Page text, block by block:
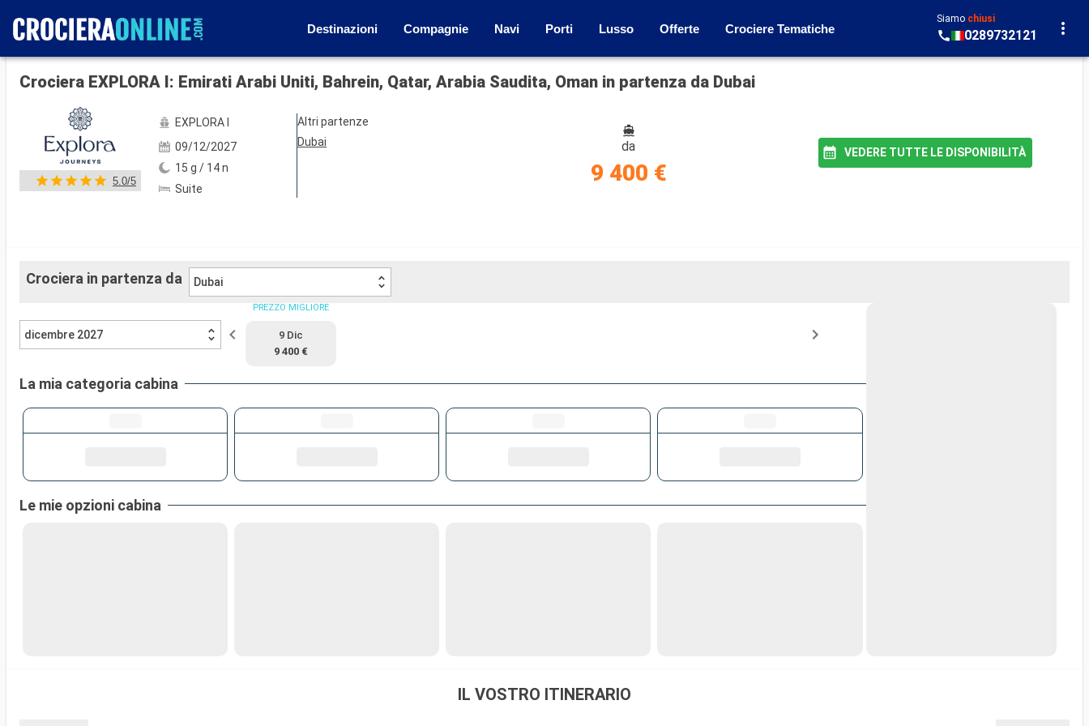
Destinazioni Compagnie Navi Porti Lusso Offerte Crociere Tematiche
Siamo chiusi
0289732121
Mostra le altre 88 foto
Crociera EXPLORA I: Emirati Arabi Uniti, Bahrein, Qatar, Arabia Saudita, Oman in partenza da Dubai
5.0/5
EXPLORA I
09/12/2027
15 g / 14 n
Suite
Altri partenze
Dubai
da
9 400 €
VEDERE TUTTE LE DISPONIBILITÀ
Crociera in partenza da Dubai
dicembre 2027
PREZZO MIGLIORE
9 Dic
9 400 €
La mia categoria cabina
Le mie opzioni cabina
IL VOSTRO ITINERARIO